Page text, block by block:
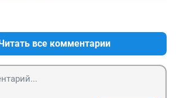
все комментарии